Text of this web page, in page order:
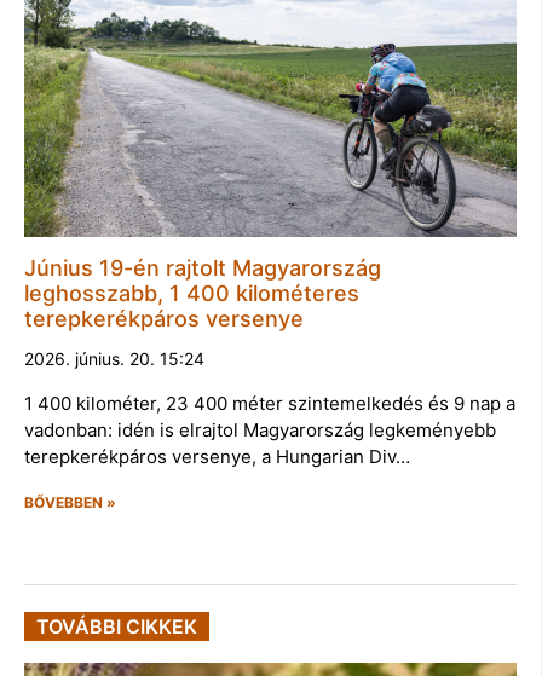
Június 19-én rajtolt Magyarország
leghosszabb, 1 400 kilométeres
terepkerékpáros versenye
2026. június. 20. 15:24
1 400 kilométer, 23 400 méter szintemelkedés és 9 nap a
vadonban: idén is elrajtol Magyarország legkeményebb
terepkerékpáros versenye, a Hungarian Div…
BŐVEBBEN »
TOVÁBBI CIKKEK